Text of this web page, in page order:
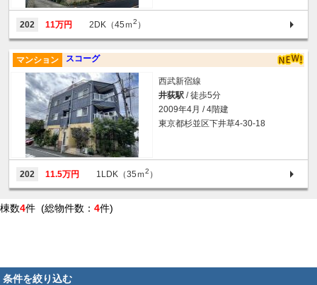
202 11万円 2DK（45ｍ2 ）
スコーグ
マンション
西武新宿線
井荻駅 / 徒歩5分
2009年4月 / 4階建
東京都杉並区下井草4-30-18
202 11.5万円 1LDK（35ｍ2 ）
棟数4件 (総物件数： 4件)
条件を絞り込む